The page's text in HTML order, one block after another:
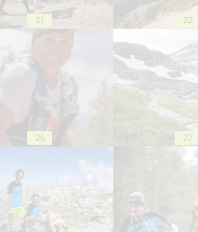
21 22
26 27